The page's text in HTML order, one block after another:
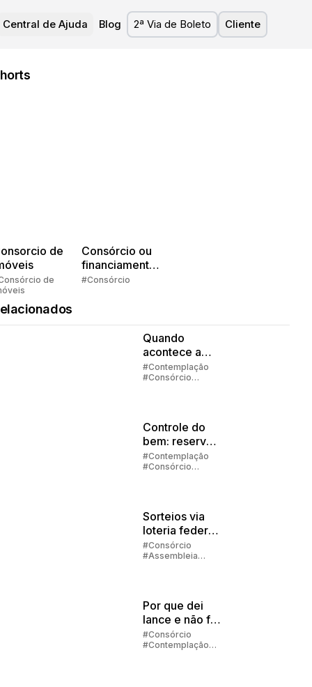
Central de Ajuda Blog 2ª Via de Boleto Cliente
de
de
Consórcio ou
financiamento?
Quem pensa
#Consórcio
Quando
acontece a
contemplação
no consórcio?
#Contemplação
#Consórcio
Controle do
bem: reserva
de
emergência
#Contemplação
#Consórcio
Sorteios via
loteria federal:
quando
acontecem os
#Consórcio
#Assembleia
Por que dei
lance e não fui
contemplado
no consórcio?
#Consórcio
#Contemplação